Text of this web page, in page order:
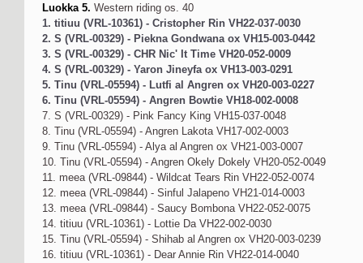
Luokka 5. Western riding os. 40
1. titiuu (VRL-10361) - Cristopher Rin VH22-037-0030
2. S (VRL-00329) - Piekna Gondwana ox VH15-003-0442
3. S (VRL-00329) - CHR Nic' It Time VH20-052-0009
4. S (VRL-00329) - Yaron Jineyfa ox VH13-003-0291
5. Tinu (VRL-05594) - Lutfi al Angren ox VH20-003-0227
6. Tinu (VRL-05594) - Angren Bowtie VH18-002-0008
7. S (VRL-00329) - Pink Fancy King VH15-037-0048
8. Tinu (VRL-05594) - Angren Lakota VH17-002-0003
9. Tinu (VRL-05594) - Alya al Angren ox VH21-003-0007
10. Tinu (VRL-05594) - Angren Okely Dokely VH20-052-0049
11. meea (VRL-09844) - Wildcat Tears Rin VH22-052-0074
12. meea (VRL-09844) - Sinful Jalapeno VH21-014-0003
13. meea (VRL-09844) - Saucy Bombona VH22-052-0075
14. titiuu (VRL-10361) - Lottie Da VH22-002-0030
15. Tinu (VRL-05594) - Shihab al Angren ox VH20-003-0239
16. titiuu (VRL-10361) - Dear Annie Rin VH22-014-0040